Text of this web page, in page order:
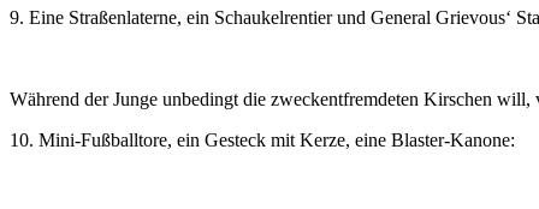
9. Eine Straßenlaterne, ein Schaukelrentier und General Grievous‘
Während der Junge unbedingt die zweckentfremdeten Kirschen
10. Mini-Fußballtore, ein Gesteck mit Kerze, eine Blaster-Kanone: